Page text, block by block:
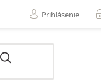
Prihlásenie